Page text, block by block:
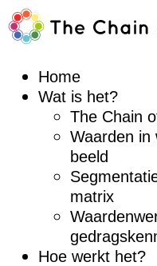
Home
Wat is het?
The Chain
Waarden in
beeld
matrix
Hoe werkt het?